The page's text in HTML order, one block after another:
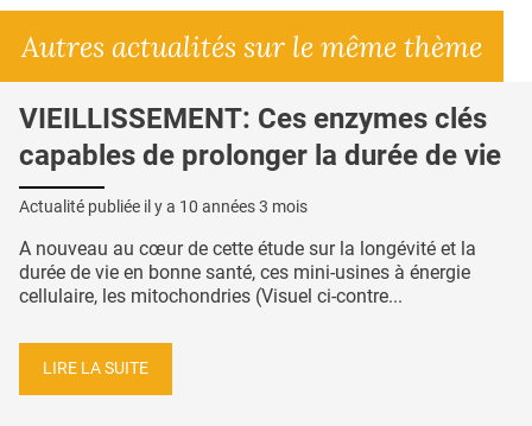
Autres actualités sur le même thème
VIEILLISSEMENT: Ces enzymes clés
capables de prolonger la durée de vie
Actualité publiée il y a 10 années 3 mois
A nouveau au cœur de cette étude sur la longévité et la
durée de vie en bonne santé, ces mini-usines à énergie
cellulaire, les mitochondries (Visuel ci-contre...
LIRE LA SUITE